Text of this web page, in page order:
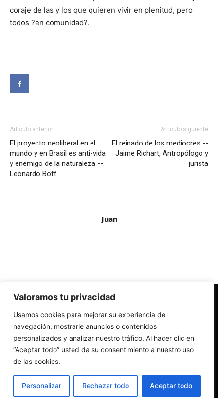
Valoramos tu privacidad
Usamos cookies para mejorar su experiencia de
navegación, mostrarle anuncios o contenidos
personalizados y analizar nuestro tráfico. Al hacer clic en
“Aceptar todo” usted da su consentimiento a nuestro uso
de las cookies.
Personalizar Rechazar todo Aceptar todo
coraje de las y los que quieren vivir en plenitud, pero
todos ?en comunidad?.
Artículo anterior
El proyecto neoliberal en el
mundo y en Brasil es anti-vida
y enemigo de la naturaleza --
Leonardo Boff
Artículo siguiente
El reinado de los mediocres --
Jaime Richart, Antropólogo y
jurista
Juan
Redes Cristianas
Una mirada alternativa sobre la Iglesia católica y la sociedad
- Colectivos de Redes Cristianas